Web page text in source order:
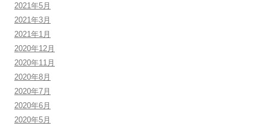
2021年5月
2021年3月
2021年1月
2020年12月
2020年11月
2020年8月
2020年7月
2020年6月
2020年5月